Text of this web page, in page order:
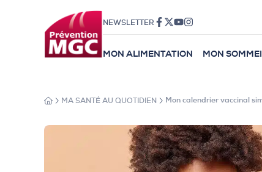
NEWSLETTER
MON ALIMENTATION MON
MA SANTÉ AU QUOTIDIEN Mon calendrier vaccinal